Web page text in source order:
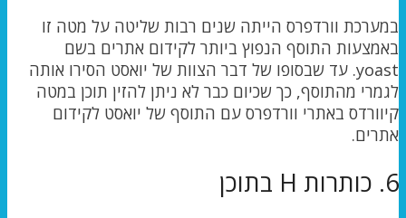
במערכת וורדפרס הייתה שנים רבות שליטה על מטה זו
באמצעות התוסף הנפוץ ביותר לקידום אתרים בשם
yoast. עד שבסופו של דבר הצוות של יואסט הסירו אותה
לגמרי מהתוסף, כך שכיום כבר לא ניתן להזין תוכן במטה
קיוורדס באתרי וורדפרס עם התוסף של יואסט לקידום
אתרים.
6. כותרות H בתוכן